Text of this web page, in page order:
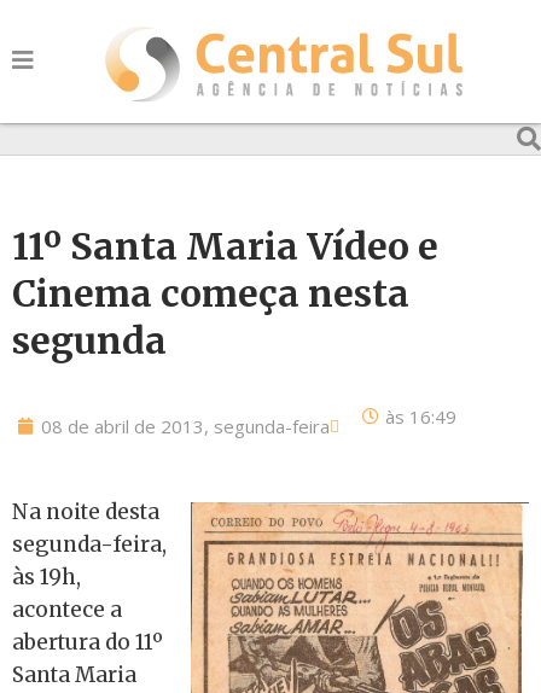
11º Santa Maria Vídeo e
Cinema começa nesta
segunda
08 de abril de 2013, segunda-feira às 16:49
Na noite desta
segunda-feira,
às 19h,
acontece a
abertura do 11º
Santa Maria